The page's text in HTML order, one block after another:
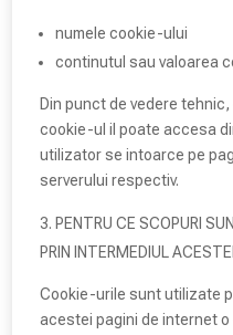
numele cookie-ului
continutul sau valoarea
Din punct de vedere
cookie-ul il poate accesa
utilizator se intoarce pe
serverului respectiv.
PENTRU CE SCOPURI
PRIN INTERMEDIUL
Cookie-urile sunt utilizate
acestei pagini de internet